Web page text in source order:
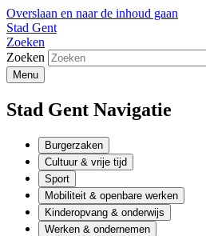
Overslaan en naar de inhoud gaan
Stad Gent
Zoeken
Zoeken
Menu
Stad Gent Navigatie
Burgerzaken
Cultuur & vrije tijd
Sport
Mobiliteit & openbare werken
Kinderopvang & onderwijs
Werken & ondernemen